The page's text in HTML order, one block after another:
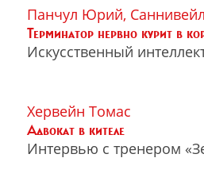
Панчул Юрий,
Терминатор нервно курит в
Искусственный
Хервейн Томас
Адвокат в кителе
Интервью с тренером